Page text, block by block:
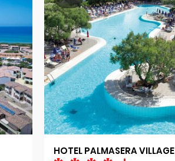
HOTEL PALMASERA VILLAGE